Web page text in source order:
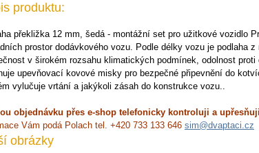
produktu:
překližka 12 mm, šedá - montážní set pro užitkové vozidlo
prostor dodávkového vozu. Podle délky vozu je podlaha
v širokém rozsahu klimatických podmínek, odolnost
upevňovací kovové misky pro bezpečné připevnění do
vylučuje vrtání a jakýkoli zásah do konstrukce vozu..
objednávku přes e-shop telefonicky kontroluji a
Vám podá Polach tel. +420 733 133 646 sim@dvaptaci.cz
obrázky